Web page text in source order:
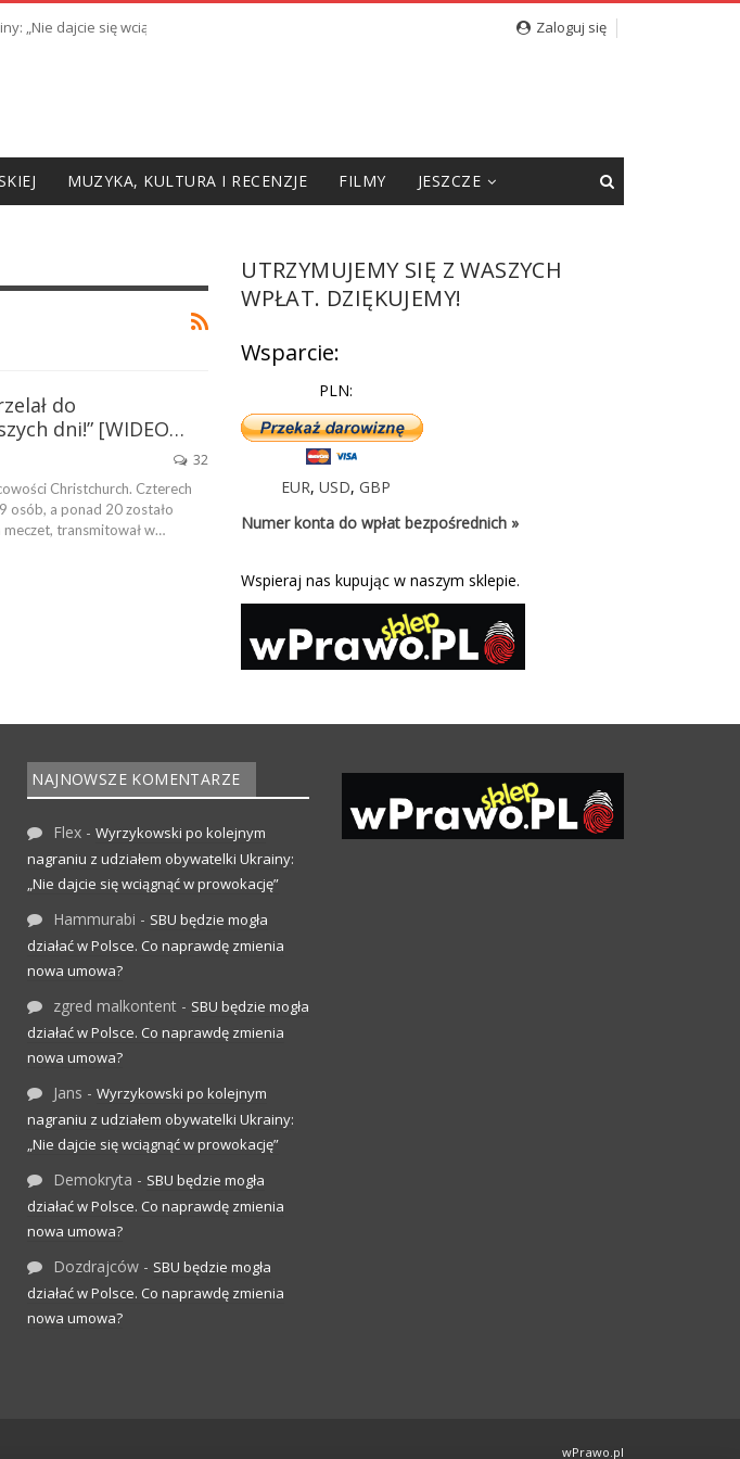
„Nie dajcie się wciągnąć w prowokację” Zaloguj się
MUZYKA, KULTURA I RECENZJE FILMY JESZCZE
do
dni!” [WIDEO…
32
Christchurch. Czterech
osób, a ponad 20 zostało
meczet, transmitował w…
UTRZYMUJEMY SIĘ Z WASZYCH
WPŁAT. DZIĘKUJEMY!
Wsparcie:
PLN:
EUR,USD,GBP
Numer konta do wpłat bezpośrednich »
Wspieraj nas kupując w naszym sklepie.
NAJNOWSZE KOMENTARZE
Flex - Wyrzykowski po kolejnym
nagraniu z udziałem obywatelki Ukrainy:
„Nie dajcie się wciągnąć w prowokację”
Hammurabi - SBU będzie mogła
działać w Polsce. Co naprawdę zmienia
nowa umowa?
zgred malkontent - SBU będzie mogła
działać w Polsce. Co naprawdę zmienia
nowa umowa?
Jans - Wyrzykowski po kolejnym
nagraniu z udziałem obywatelki Ukrainy:
„Nie dajcie się wciągnąć w prowokację”
Demokryta - SBU będzie mogła
działać w Polsce. Co naprawdę zmienia
nowa umowa?
Dozdrajców - SBU będzie mogła
działać w Polsce. Co naprawdę zmienia
nowa umowa?
wPrawo.pl